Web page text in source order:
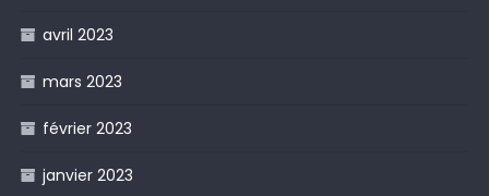
avril 2023
mars 2023
février 2023
janvier 2023